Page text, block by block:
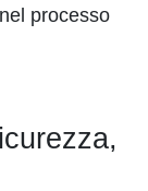
processo